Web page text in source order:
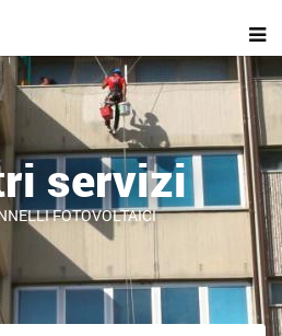
servizi
FOTOVOLTAICI